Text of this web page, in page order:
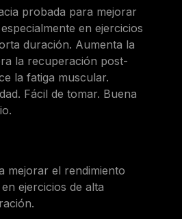
probada para mejorar
en ejercicios
duración. Aumenta la
la recuperación post-
la fatiga muscular.
Fácil de tomar. Buena
mejorar el rendimiento
ejercicios de alta